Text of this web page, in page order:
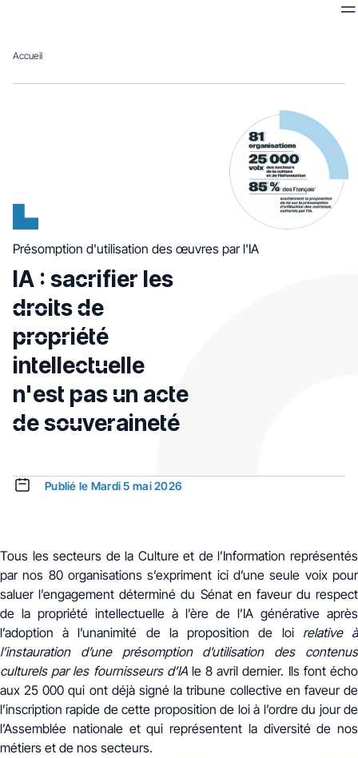
Accueil
IA : sacrifier les
droits de
propriété
intellectuelle
n'est pas un acte
de souveraineté
Présomption d'utilisation des œuvres par l'IA
Publié le Mardi 5 mai 2026
Tous les secteurs de la Culture et de l’Information représentés
par nos 80 organisations s’expriment ici d’une seule voix pour
saluer l’engagement déterminé du Sénat en faveur du respect
de la propriété intellectuelle à l’ère de l’IA générative après
l’adoption à l’unanimité de la proposition de loi relative à
l’instauration d’une présomption d’utilisation des contenus
culturels par les fournisseurs d’IAle 8 avril dernier. Ils font écho
aux 25 000 qui ont déjà signé la tribune collective en faveur de
l’inscription rapide de cette proposition de loi à l’ordre du jour de
l’Assemblée nationale et qui représentent la diversité de nos
métiers et de nos secteurs.